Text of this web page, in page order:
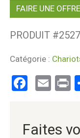
FAIRE UNE OFFRE
PRODUIT #2527
Catégorie :
Faites